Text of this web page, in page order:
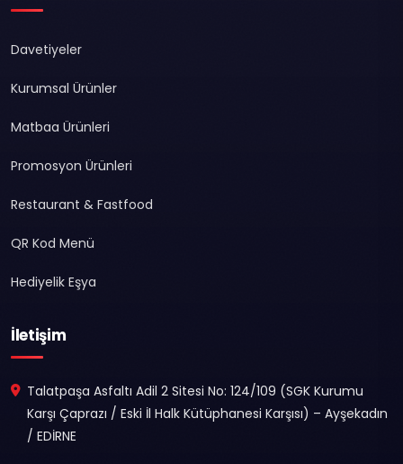
Davetiyeler
Kurumsal Ürünler
Matbaa Ürünleri
Promosyon Ürünleri
Restaurant & Fastfood
QR Kod Menü
Hediyelik Eşya
İletişim
Talatpaşa Asfaltı Adil 2 Sitesi No: 124/109 (SGK Kurumu
Karşı Çaprazı / Eski İl Halk Kütüphanesi Karşısı) – Ayşekadın
/ EDİRNE